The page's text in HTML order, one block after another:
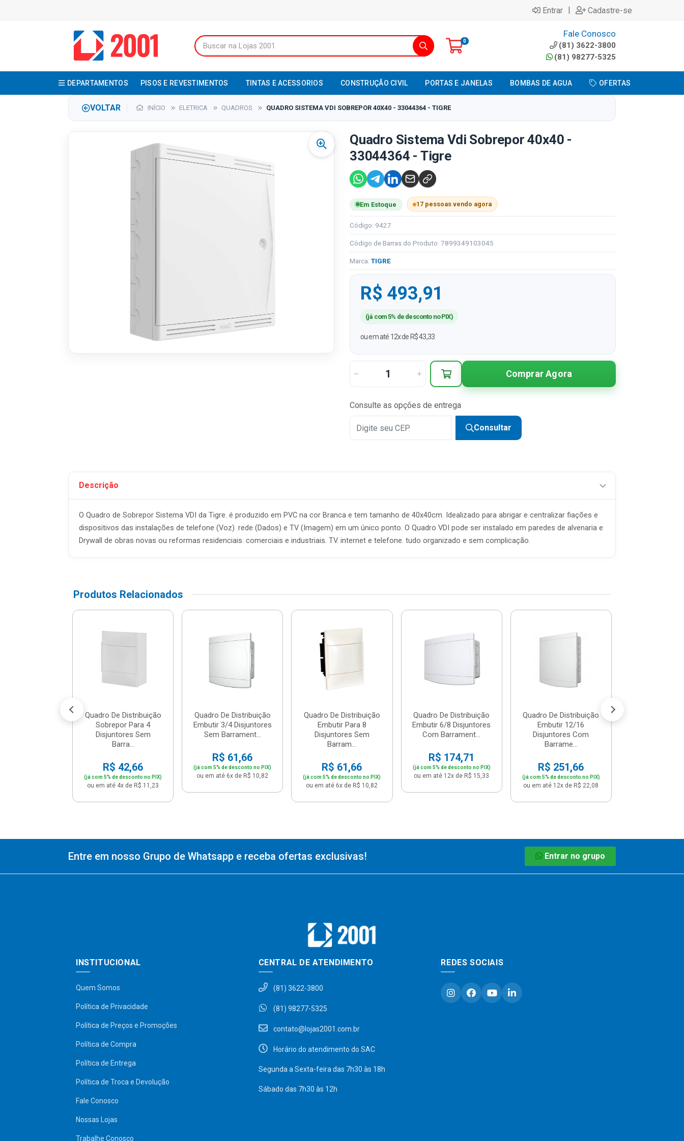
Entrar | Cadastre-se
0
Fale Conosco
(81) 3622-3800
(81) 98277-5325
DEPARTAMENTOS PISOS E REVESTIMENTOS TINTAS E ACESSORIOS CONSTRUÇÃO CIVIL PORTAS E JANELAS BOMBAS DE AGUA OFERTAS
VOLTAR INÍCIO ELETRICA QUADROS QUADRO SISTEMA VDI SOBREPOR 40X40 - 33044364 - TIGRE
Quadro Sistema Vdi Sobrepor 40x40 -
33044364 - Tigre
Em Estoque 17 pessoas vendo agora
Código: 9427
Código de Barras do Produto: 7899349103045
Marca: TIGRE
R$ 493,91
(já com 5% de desconto no PIX)
ou em até 12x de R$ 43,33
Comprar Agora
Consulte as opções de entrega
Consultar
Descrição
O Quadro de Sobrepor Sistema VDI da Tigre. é produzido em PVC na cor Branca e tem tamanho de 40x40cm. Idealizado para abrigar e centralizar fiações e
dispositivos das instalações de telefone (Voz). rede (Dados) e TV (Imagem) em um único ponto. O Quadro VDI pode ser instalado em paredes de alvenaria e
Drywall de obras novas ou reformas residenciais. comerciais e industriais. TV. internet e telefone. tudo organizado e sem complicação.
Produtos Relacionados
Quadro De Distribuição
Sobrepor Para 4
Disjuntores Sem
Barra...
R$ 42,66
(já com 5% de desconto no PIX)
ou em até 4x de R$ 11,23
Quadro De Distribuição
Embutir 3/4 Disjuntores
Sem Barrament...
R$ 61,66
(já com 5% de desconto no PIX)
ou em até 6x de R$ 10,82
Quadro De Distribuição
Embutir Para 8
Disjuntores Sem
Barram...
R$ 61,66
(já com 5% de desconto no PIX)
ou em até 6x de R$ 10,82
Quadro De Distribuição
Embutir 6/8 Disjuntores
Com Barrament...
R$ 174,71
(já com 5% de desconto no PIX)
ou em até 12x de R$ 15,33
Quadro De Distribuição
Embutir 12/16
Disjuntores Com
Barrame...
R$ 251,66
(já com 5% de desconto no PIX)
ou em até 12x de R$ 22,08
Entre em nosso Grupo de Whatsapp e receba ofertas exclusivas! Entrar no grupo
INSTITUCIONAL
Quem Somos
Política de Privacidade
Política de Preços e Promoções
Política de Compra
Política de Entrega
Política de Troca e Devolução
Fale Conosco
Nossas Lojas
Trabalhe Conosco
CENTRAL DE ATENDIMENTO
(81) 3622-3800
(81) 98277-5325
contato@lojas2001.com.br
Horário do atendimento do SAC
Segunda a Sexta-feira das 7h30 às 18h
Sábado das 7h30 às 12h
REDES SOCIAIS